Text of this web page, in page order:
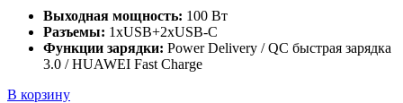
Выходная мощность: 100 Вт
Разъемы: 1xUSB+2xUSB-C
Функции зарядки: Power Delivery / QC быстрая зарядка
3.0 / HUAWEI Fast Charge
В корзину